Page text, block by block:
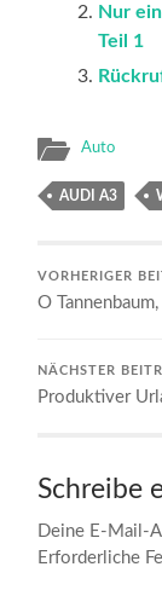
Nur
Teil 1
Auto
AUDI A3
VORHERIGER
O
NÄCHSTER
Produktiver
Schreibe
Deine E-Mail-
Erforderliche